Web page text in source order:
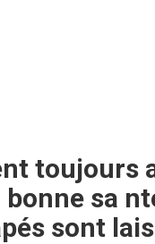
toujours
sa
sont